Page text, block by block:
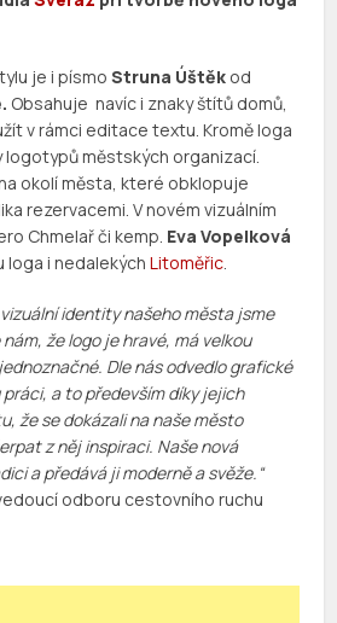
je i písmoStruna Úštěk od
Obsahuje navíc i znaky štítů domů,
v rámci editace textu. Kromě loga
logotypů městských organizací.
okolí města, které obklopuje
rezervacemi. V novém vizuálním
Chmelař či kemp. Eva Vopelková
loga i nedalekýchLitoměřic.
identity našeho města jsme
že logo je hravé, má velkou
Dle nás odvedlo grafické
a to především díky jejich
že se dokázali na naše město
z něj inspiraci. Naše nová
a předává ji moderně a svěže.“
odboru cestovního ruchu